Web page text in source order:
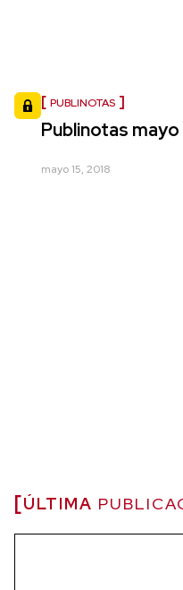
PUBLINOTAS
Publinotas mayo
mayo 15, 2018
ÚLTIMA